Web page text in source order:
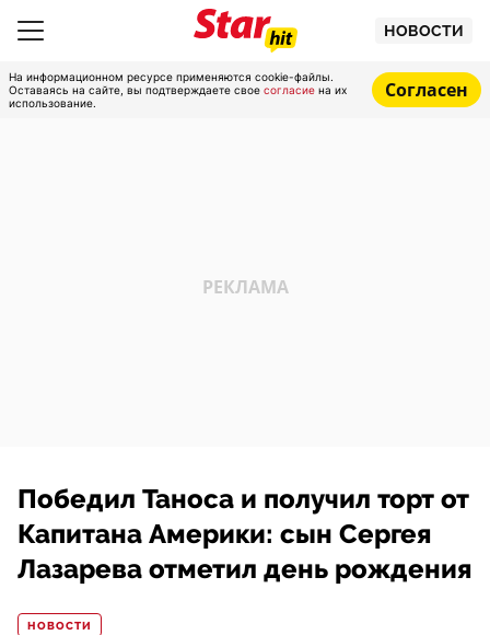
НОВОСТИ
На информационном ресурсе применяются cookie-файлы.
Оставаясь на сайте, вы подтверждаете свое согласие на их
использование.
Согласен
Победил Таноса и получил торт от
Капитана Америки: сын Сергея
Лазарева отметил день рождения
НОВОСТИ